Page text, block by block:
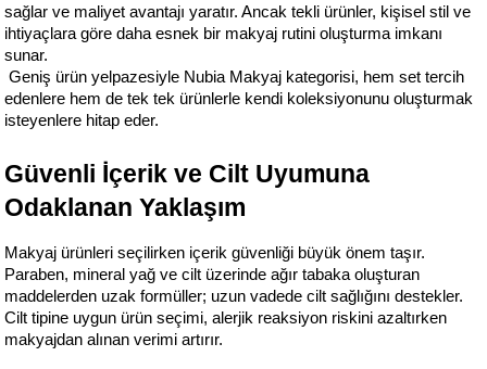
sağlar ve maliyet avantajı yaratır. Ancak tekli ürünler, kişisel stil ve
ihtiyaçlara göre daha esnek bir makyaj rutini oluşturma imkanı
sunar.
Geniş ürün yelpazesiyle Nubia Makyaj kategorisi, hem set tercih
edenlere hem de tek tek ürünlerle kendi koleksiyonunu oluşturmak
isteyenlere hitap eder.
Güvenli İçerik ve Cilt Uyumuna
Odaklanan Yaklaşım
Makyaj ürünleri seçilirken içerik güvenliği büyük önem taşır.
Paraben, mineral yağ ve cilt üzerinde ağır tabaka oluşturan
maddelerden uzak formüller; uzun vadede cilt sağlığını destekler.
Cilt tipine uygun ürün seçimi, alerjik reaksiyon riskini azaltırken
makyajdan alınan verimi artırır.